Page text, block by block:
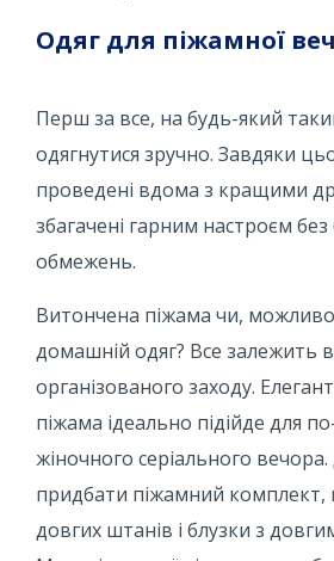
Одяг для піжамної
Перш за все, на будь-який
одягнутися зручно. Завдяки
проведені вдома з кращими
збагачені гарним настроєм
обмежень.
Витончена піжама чи,
домашній одяг? Все залежить
організованого заходу.
піжама ідеально підійде для
жіночного серіального
придбати піжамний комплект,
довгих штанів і блузки з